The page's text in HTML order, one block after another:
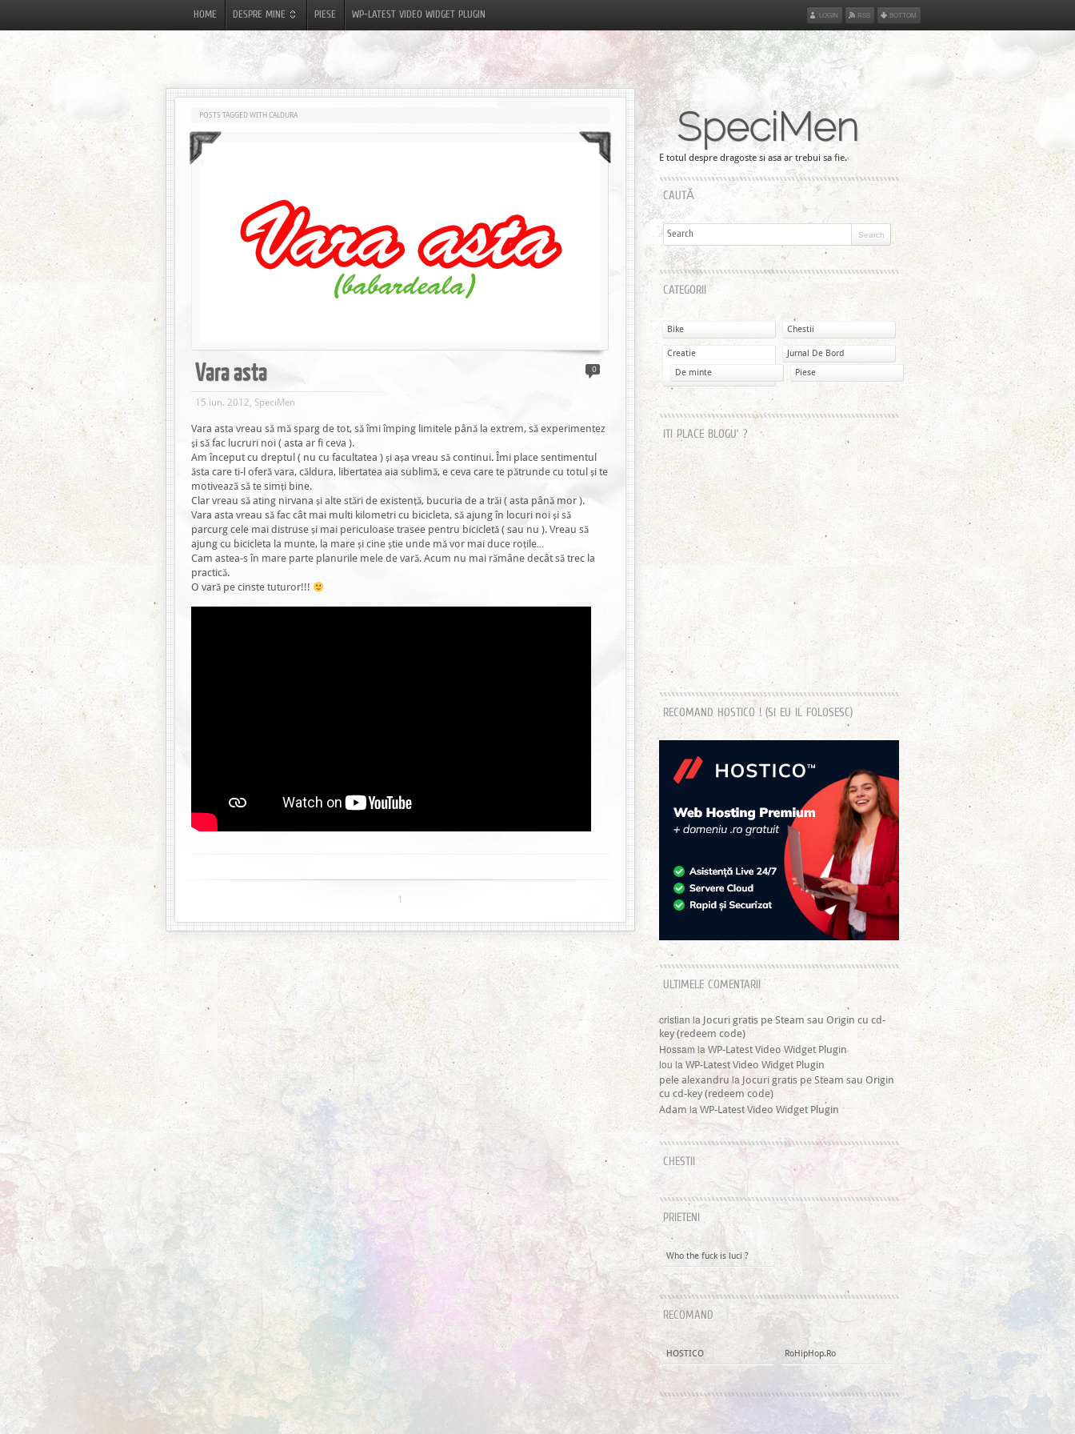
HOME DESPRE MINE PIESE WP-LATEST VIDEO WIDGET PLUGIN BOTTOM
RSS
LOGIN
POSTS TAGGED WITH CALDURA
0
Vara asta
15 iun. 2012, SpeciMen
Vara asta vreau să mă sparg de tot, să îmi împing limitele până la extrem, să experimentez
și să fac lucruri noi ( asta ar fi ceva ).
Am început cu dreptul ( nu cu facultatea ) și așa vreau să continui. Îmi place sentimentul
ăsta care ti-l oferă vara, căldura, libertatea aia sublimă, e ceva care te pătrunde cu totul și te
motivează să te simți bine.
Clar vreau să ating nirvana și alte stări de existență, bucuria de a trăi ( asta până mor ).
Vara asta vreau să fac cât mai multi kilometri cu bicicleta, să ajung în locuri noi și să
parcurg cele mai distruse și mai periculoase trasee pentru bicicletă ( sau nu ). Vreau să
ajung cu bicicleta la munte, la mare și cine știe unde mă vor mai duce roțile…
Cam astea-s în mare parte planurile mele de vară. Acum nu mai rămâne decât să trec la
practică.
O vară pe cinste tuturor!!!
1
SpeciMen
E totul despre dragoste si asa ar trebui sa fie.
CAUTĂ
CATEGORII
Bike Chestii
Creatie
De minte
Piese
Jurnal De Bord
ITI PLACE BLOGU’ ?
RECOMAND HOSTICO ! (SI EU IL FOLOSESC)
ULTIMELE COMENTARII
cristian la Jocuri gratis pe Steam sau Origin cu cd-
key (redeem code)
HossamlaWP-Latest Video Widget Plugin
lou la WP-Latest Video Widget Plugin
pele alexandru la Jocuri gratis pe Steam sau Origin
cu cd-key (redeem code)
Adam la WP-Latest Video Widget Plugin
CHESTII
PRIETENI
Who the fuck is luci ?
RECOMAND
HOSTICO RoHipHop.Ro